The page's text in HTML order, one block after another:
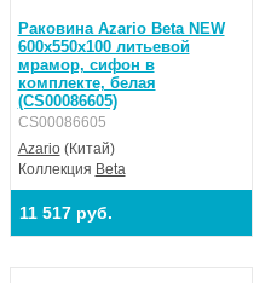
Раковина Azario Beta NEW
600х550х100 литьевой
мрамор, сифон в
комплекте, белая
(CS00086605)
CS00086605
Azario(Китай)
Коллекция Beta
11 517 руб.